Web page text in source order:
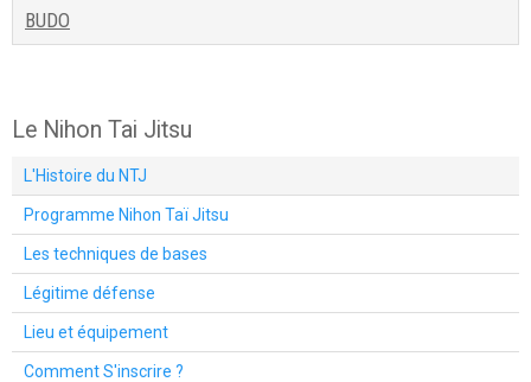
BUDO
Le Nihon Tai Jitsu
L'Histoire du NTJ
Programme Nihon Taï Jitsu
Les techniques de bases
Légitime défense
Lieu et équipement
Comment S'inscrire ?